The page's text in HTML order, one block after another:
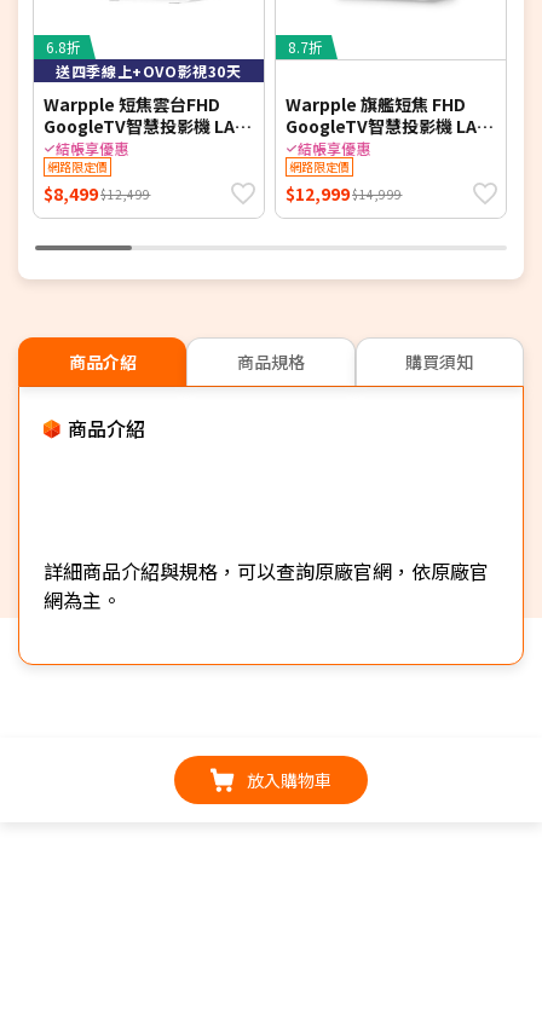
6.8折
送四季線上+OVO影視30天
Warpple 短焦雲台FHD
GoogleTV智慧投影機 LA8
SE*送四季線上+OVO影視
30天 【智慧家庭】
結帳享優惠
網路限定價
$8,499$12,499
8.7折
Warpple 旗艦短焦 FHD
GoogleTV智慧投影機 LA10
Pro*送四季線上+影視30天
【智慧家庭】
結帳享優惠
網路限定價
$12,999$14,999
商品介紹 商品規格 購買須知
商品介紹
詳細商品介紹與規格，可以查詢原廠官網，依原廠官
網為主。
放入購物車